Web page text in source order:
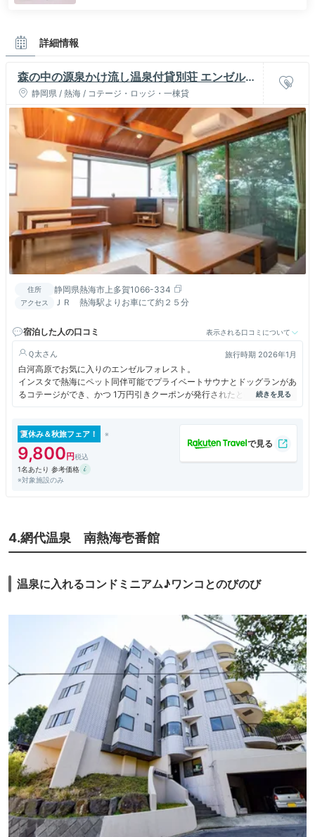
詳細情報
森の中の源泉かけ流し温泉付貸別荘 エンゼルフ
ォレスト熱海自然郷
静岡県 / 熱海 / コテージ・ロッジ・一棟貸
住所 静岡県熱海市上多賀1066-334
アクセス ＪＲ 熱海駅よりお車にて約２５分
宿泊した人の口コミ 表示される口コミについて
Ｑ太 旅行時期 2026年1月
白河高原でお気に入りのエンゼルフォレスト。
インスタで熱海にペット同伴可能でプライベートサウナとドッグランがあ
るコテージができ、かつ 1万円引きクーポンが発行されたとの広告を見て
予約。
ベンチタイプなのがすっごくいい！…んだけど、、、小さめコテージだと
テラスから直接ドッグランでないのと整いイスがあるテラスが道路目の前
で落ち着かないのと、ソファがなくテーブルだけでくつろげないのがなで
今後に建つコテージに期待。
夏休み＆秋旅フェア！
9,800
1名あたり 参考価格
※対象施設のみ
4.網代温泉 南熱海壱番館
温泉に入れるコンドミニアム♪ワンコとのびのび